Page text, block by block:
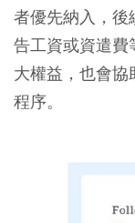
者優先納入，後
告工資或資遣費
大權益，也會
程序。